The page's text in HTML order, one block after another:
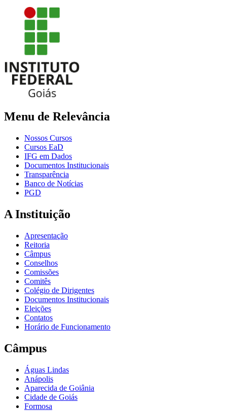
Menu de Relevância
Nossos Cursos
Cursos EaD
IFG em Dados
Documentos Institucionais
Transparência
Banco de Notícias
PGD
A Instituição
Apresentação
Reitoria
Câmpus
Conselhos
Comissões
Comitês
Colégio de Dirigentes
Documentos Institucionais
Eleições
Contatos
Horário de Funcionamento
Câmpus
Águas Lindas
Anápolis
Aparecida de Goiânia
Cidade de Goiás
Formosa